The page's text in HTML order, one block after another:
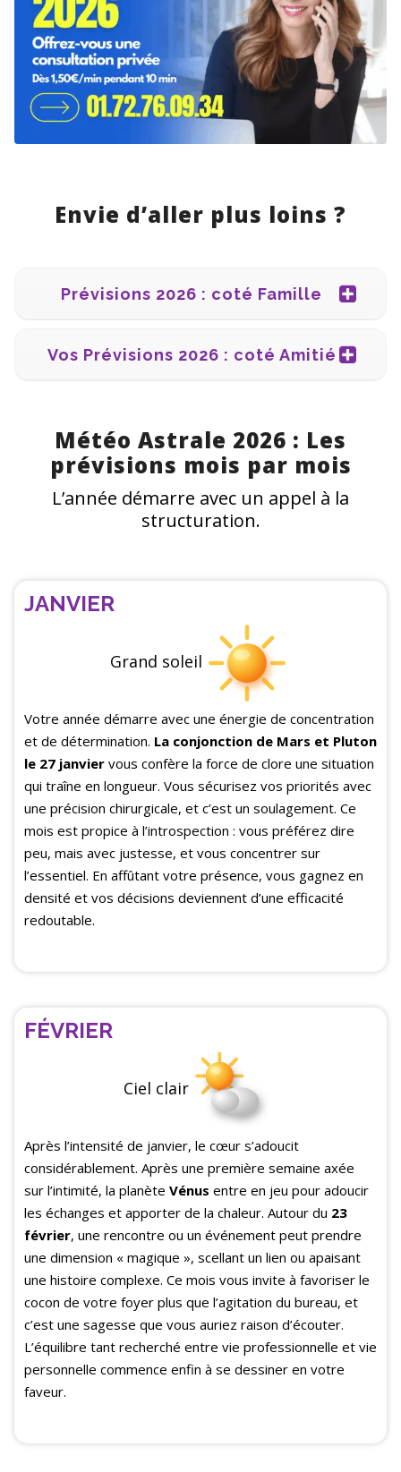
Envie d’aller plus loins ?
Prévisions 2026 : coté Famille
Vos Prévisions 2026 : coté Amitié
Météo Astrale 2026 : Les
prévisions mois par mois
L’année démarre avec un appel à la
structuration.
JANVIER
Grand soleil
Votre année démarre avec une énergie de concentration
et de détermination. La conjonction de Mars et Pluton
le 27 janvier vous confère la force de clore une situation
qui traîne en longueur. Vous sécurisez vos priorités avec
une précision chirurgicale, et c’est un soulagement. Ce
mois est propice à l’introspection : vous préférez dire
peu, mais avec justesse, et vous concentrer sur
l’essentiel. En affûtant votre présence, vous gagnez en
densité et vos décisions deviennent d’une efficacité
redoutable.
FÉVRIER
Ciel clair
Après l’intensité de janvier, le cœur s’adoucit
considérablement. Après une première semaine axée
sur l’intimité, la planète Vénus entre en jeu pour adoucir
les échanges et apporter de la chaleur. Autour du 23
février, une rencontre ou un événement peut prendre
une dimension « magique », scellant un lien ou apaisant
une histoire complexe. Ce mois vous invite à favoriser le
cocon de votre foyer plus que l’agitation du bureau, et
c’est une sagesse que vous auriez raison d’écouter.
L’équilibre tant recherché entre vie professionnelle et vie
personnelle commence enfin à se dessiner en votre
faveur.